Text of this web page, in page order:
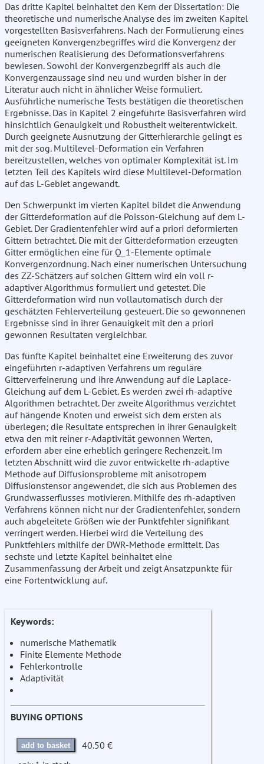
Das dritte Kapitel beinhaltet den Kern der Dissertation: Die
theoretische und numerische Analyse des im zweiten Kapitel
vorgestellten Basisverfahrens. Nach der Formulierung eines
geeigneten Konvergenzbegriffes wird die Konvergenz der
numerischen Realisierung des Deformationsverfahrens
bewiesen. Sowohl der Konvergenzbegriff als auch die
Konvergenzaussage sind neu und wurden bisher in der
Literatur auch nicht in ähnlicher Weise formuliert.
Ausführliche numerische Tests bestätigen die theoretischen
Ergebnisse. Das in Kapitel 2 eingeführte Basisverfahren wird
hinsichtlich Genauigkeit und Robustheit weiterentwickelt.
Durch geeignete Ausnutzung der Gitterhierarchie gelingt es
mit der sog. Multilevel-Deformation ein Verfahren
bereitzustellen, welches von optimaler Komplexität ist. Im
letzten Teil des Kapitels wird diese Multilevel-Deformation
auf das L-Gebiet angewandt.
Den Schwerpunkt im vierten Kapitel bildet die Anwendung
der Gitterdeformation auf die Poisson-Gleichung auf dem L-
Gebiet. Der Gradientenfehler wird auf a priori deformierten
Gittern betrachtet. Die mit der Gitterdeformation erzeugten
Gitter ermöglichen eine für Q_1-Elemente optimale
Konvergenzordnung. Nach einer numerischen Untersuchung
des ZZ-Schätzers auf solchen Gittern wird ein voll r-
adaptiver Algorithmus formuliert und getestet. Die
Gitterdeformation wird nun vollautomatisch durch der
geschätzten Fehlerverteilung gesteuert. Die so gewonnenen
Ergebnisse sind in ihrer Genauigkeit mit den a priori
gewonnen Resultaten vergleichbar.
Das fünfte Kapitel beinhaltet eine Erweiterung des zuvor
eingeführten r-adaptiven Verfahrens um reguläre
Gitterverfeinerung und ihre Anwendung auf die Laplace-
Gleichung auf dem L-Gebiet. Es werden zwei rh-adaptive
Algorithmen betrachtet. Der zweite Algorithmus verzichtet
auf hängende Knoten und erweist sich dem ersten als
überlegen; die Resultate entsprechen in ihrer Genauigkeit
etwa den mit reiner r-Adaptivität gewonnen Werten,
erfordern aber eine erheblich geringere Rechenzeit. Im
letzten Abschnitt wird die zuvor entwickelte rh-adaptive
Methode auf Diffusionsprobleme mit anisotropem
Diffusionstensor angewendet, die sich aus Problemen des
Grundwasserflusses motivieren. Mithilfe des rh-adaptiven
Verfahrens können nicht nur der Gradientenfehler, sondern
auch abgeleitete Größen wie der Punktfehler signifikant
verringert werden. Hierbei wird die Verteilung des
Punktfehlers mithilfe der DWR-Methode ermittelt. Das
sechste und letzte Kapitel beinhaltet eine
Zusammenfassung der Arbeit und zeigt Ansatzpunkte für
eine Fortentwicklung auf.
Keywords:
numerische Mathematik
Finite Elemente Methode
Fehlerkontrolle
Adaptivität
BUYING OPTIONS
add to basket 40.50 €